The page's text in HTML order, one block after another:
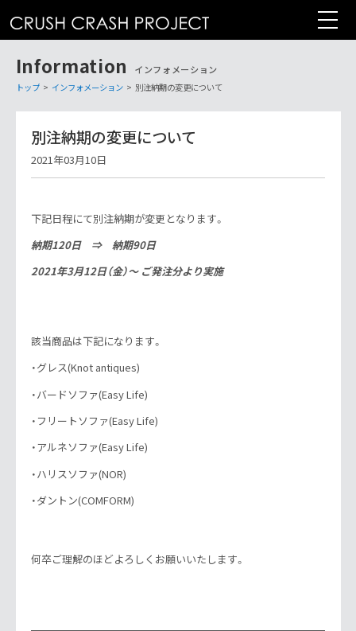
テ
Information インフォメーション
トップ > インフォメーション > 別注納期の変更について
別注納期の変更について
2021年03月10日
下記日程にて別注納期が変更となります。
納期120日 ⇒ 納期90日
2021年3月12日（金）～ ご発注分より実施
該当商品は下記になります。
・グレス(Knot antiques)
・バードソファ(Easy Life)
・フリートソファ(Easy Life)
・アルネソファ(Easy Life)
・ハリスソファ(NOR)
・ダントン(COMFORM)
何卒ご理解のほどよろしくお願いいたします。